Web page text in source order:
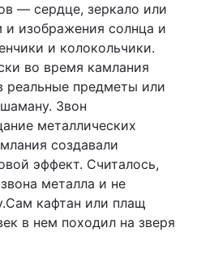
— сердце, зеркало или
изображения солнца и
и колокольчики.
во время камлания
реальные предметы или
Звон
металлических
создавали
эффект. Считалось,
металла и не
кафтан или плащ
в нем походил на зверя